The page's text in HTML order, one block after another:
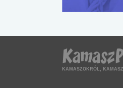
KAMASZOKRÓL,